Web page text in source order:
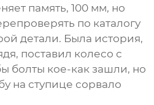
память, 100 мм, но
по каталогу
детали. Была история,
поставил колесо с
болты кое-как зашли, но
на ступице сорвало